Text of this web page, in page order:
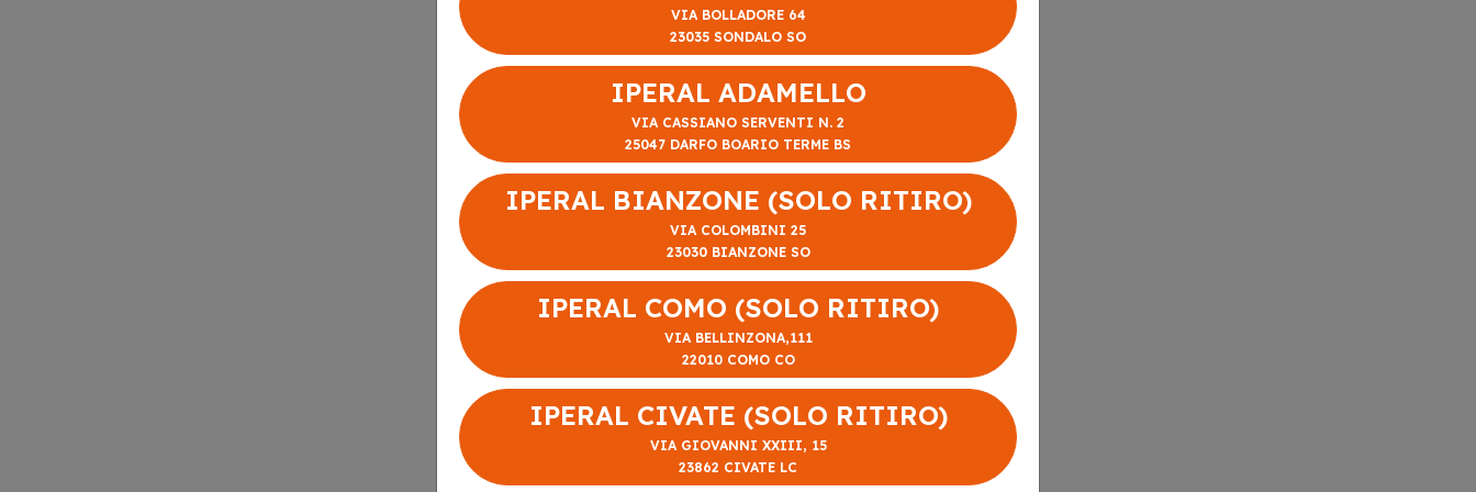
VIA BOLLADORE 64
23035 SONDALO SO
IPERAL ADAMELLO
VIA CASSIANO SERVENTI N. 2
25047 DARFO BOARIO TERME BS
IPERAL BIANZONE (SOLO RITIRO)
VIA COLOMBINI 25
23030 BIANZONE SO
IPERAL COMO (SOLO RITIRO)
VIA BELLINZONA,111
22010 COMO CO
IPERAL CIVATE (SOLO RITIRO)
VIA GIOVANNI XXIII, 15
23862 CIVATE LC